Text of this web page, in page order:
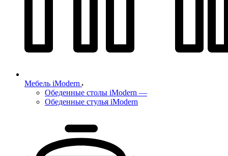
Мебель iModern
Обеденные столы iModern —
Обеденные стулья iModern